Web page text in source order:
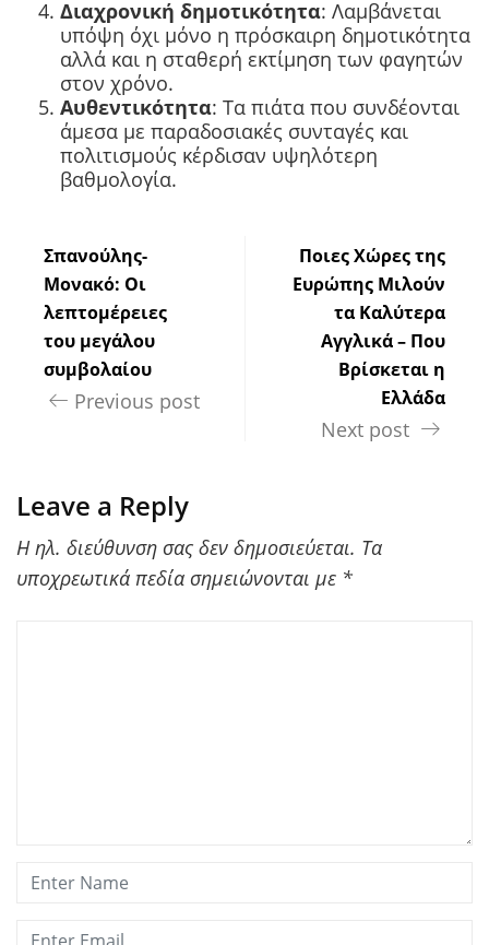
Διαχρονική δημοτικότητα: Λαμβάνεται
υπόψη όχι μόνο η πρόσκαιρη δημοτικότητα
αλλά και η σταθερή εκτίμηση των φαγητών
στον χρόνο.
Αυθεντικότητα: Τα πιάτα που συνδέονται
άμεσα με παραδοσιακές συνταγές και
πολιτισμούς κέρδισαν υψηλότερη
βαθμολογία.
Σπανούλης-
Μονακό: Οι
λεπτομέρειες
του μεγάλου
συμβολαίου
Previous post
Ποιες Χώρες της
Ευρώπης Μιλούν
τα Καλύτερα
Αγγλικά – Που
Βρίσκεται η
Ελλάδα
Next post
Leave a Reply
Η ηλ. διεύθυνση σας δεν δημοσιεύεται. Τα
υποχρεωτικά πεδία σημειώνονται με *